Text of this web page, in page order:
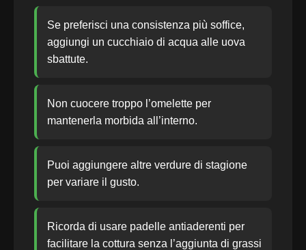
Se preferisci una consistenza più soffice,
aggiungi un cucchiaio di acqua alle uova
sbattute.
Non cuocere troppo l’omelette per
mantenerla morbida all’interno.
Puoi aggiungere altre verdure di stagione
per variare il gusto.
Ricorda di usare padelle antiaderenti per
facilitare la cottura senza l’aggiunta di grassi